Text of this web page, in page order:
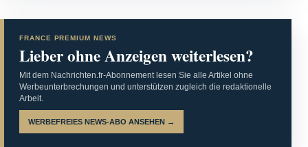
FRANCE PREMIUM NEWS
Lieber ohne Anzeigen weiterlesen?
Mit dem Nachrichten.fr-Abonnement lesen Sie alle Artikel ohne
Werbeunterbrechungen und unterstützen zugleich die redaktionelle
Arbeit.
WERBEFREIES NEWS-ABO ANSEHEN →